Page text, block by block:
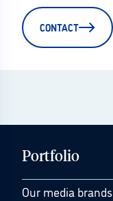
CONTACT
Portfolio
Our media brands